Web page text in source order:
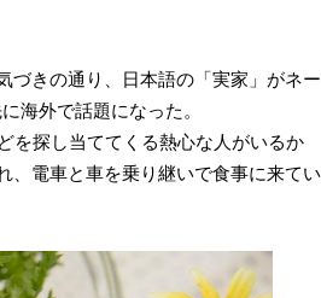
づきの通り、日本語の「実家」がネー
海外で話題になった。
を探し当ててくる熱心な人がいるか
、電車と車を乗り継いで食事に来てい